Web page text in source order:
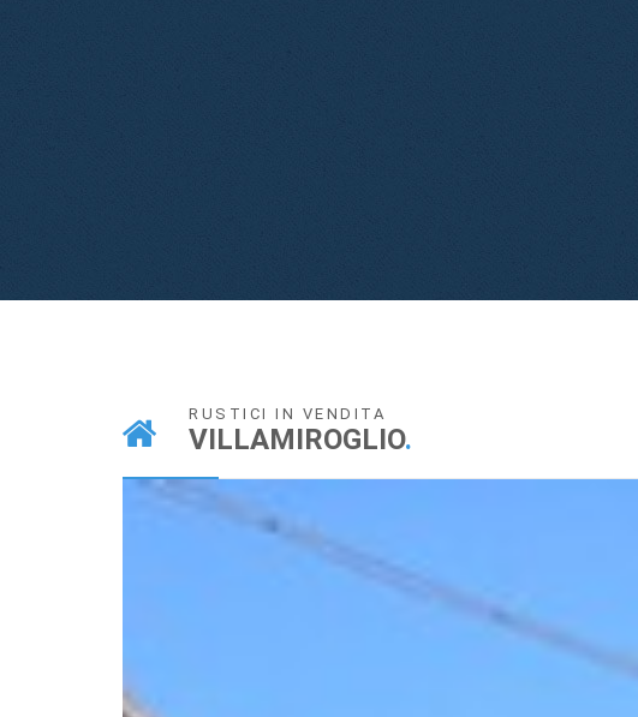
RUSTICI IN VENDITA
VILLAMIROGLIO.